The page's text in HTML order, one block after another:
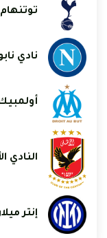
نادي
النادي
إنتر